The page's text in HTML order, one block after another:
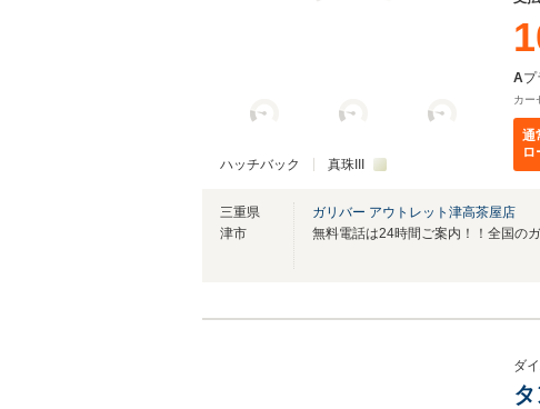
ハッチバック 真珠III
Aプ
カー
通
ロ
三重県
津市
ガリバー アウトレット津高茶屋店
ダ